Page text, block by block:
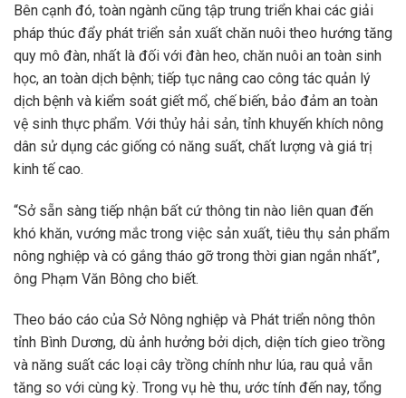
Bên cạnh đó, toàn ngành cũng tập trung triển khai các giải
pháp thúc đẩy phát triển sản xuất chăn nuôi theo hướng tăng
quy mô đàn, nhất là đối với đàn heo, chăn nuôi an toàn sinh
học, an toàn dịch bệnh; tiếp tục nâng cao công tác quản lý
dịch bệnh và kiểm soát giết mổ, chế biến, bảo đảm an toàn
vệ sinh thực phẩm. Với thủy hải sản, tỉnh khuyến khích nông
dân sử dụng các giống có năng suất, chất lượng và giá trị
kinh tế cao.
“Sở sẵn sàng tiếp nhận bất cứ thông tin nào liên quan đến
khó khăn, vướng mắc trong việc sản xuất, tiêu thụ sản phẩm
nông nghiệp và có gắng tháo gỡ trong thời gian ngắn nhất”,
ông Phạm Văn Bông cho biết.
Theo báo cáo của Sở Nông nghiệp và Phát triển nông thôn
tỉnh Bình Dương, dù ảnh hưởng bởi dịch, diện tích gieo trồng
và năng suất các loại cây trồng chính như lúa, rau quả vẫn
tăng so với cùng kỳ. Trong vụ hè thu, ước tính đến nay, tổng